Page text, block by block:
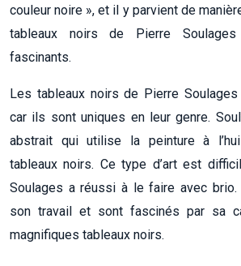
couleur noire », et il y parvient de
tableaux noirs de Pierre
fascinants.
Les tableaux noirs de Pierre
car ils sont uniques en leur genre.
abstrait qui utilise la peinture à
tableaux noirs. Ce type d’art est
Soulages a réussi à le faire avec
son travail et sont fascinés par sa
magnifiques tableaux noirs.